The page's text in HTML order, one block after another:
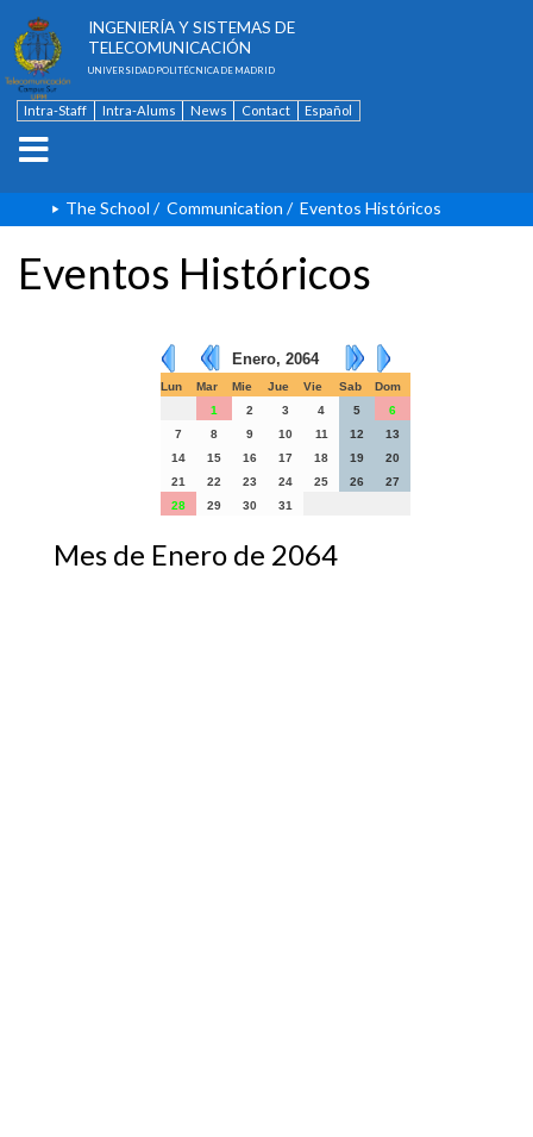
INGENIERÍA Y SISTEMAS DE
TELECOMUNICACIÓN
UNIVERSIDAD POLITÉCNICA DE MADRID
Intra-Staff Intra-Alums News Contact Español
The School / Communication / Eventos Históricos
Eventos Históricos
Enero, 2064
Lun Mar Mie Jue Vie Sab
Dom
1
2 3 4 5
6
7
8 9 10 11 12
13
14
15 16 17 18 19
20
21
22 23 24 25 26
27
28
29 30 31
Mes de Enero de 2064